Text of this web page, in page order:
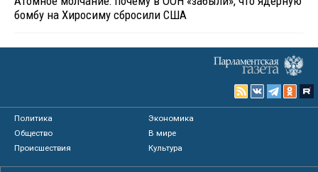
бомбу на Хиросиму сбросили США
Политика
Экономика
Общество
В мире
Происшествия
Культура